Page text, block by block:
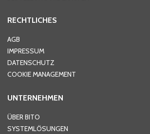
Ort*
Telefon
RECHTLICHES
AGB
IMPRESSUM
DATENSCHUTZ
COOKIE MANAGEMENT
UNTERNEHMEN
ÜBER BITO
SYSTEMLÖSUNGEN